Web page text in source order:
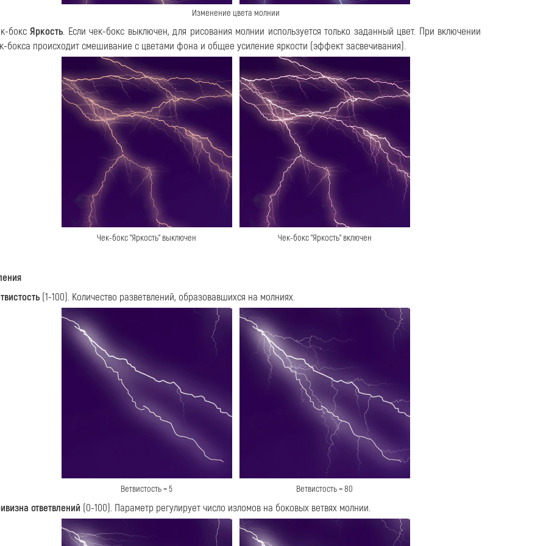
Изменение цвета молнии
боксЯркость. Если чек-бокс выключен, для рисования молнии используется только заданный цвет. При включении
бокса происходит смешивание с цветами фона и общее усиление яркости (эффект засвечивания).
Чек-бокс "Яркость" выключен Чек-бокс "Яркость" включен
(1-100). Количество разветвлений, образовавшихся на молниях.
Ветвистость = 5 Ветвистость = 80
ответвлений (0-100). Параметр регулирует число изломов на боковых ветвях молнии.